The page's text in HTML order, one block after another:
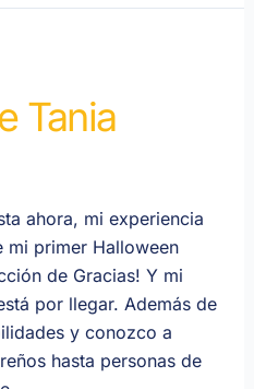
Tania
ahora, mi experiencia
mi primer Halloween
de Gracias! Y mi
por llegar. Además de
y conozco a
hasta personas de